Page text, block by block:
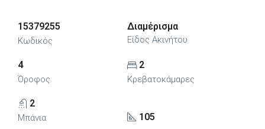
15379255
Κωδικός
Διαμέρισμα
Είδος Ακινήτου
4
Όροφος
2
Κρεβατοκάμαρες
2
Μπάνια 105